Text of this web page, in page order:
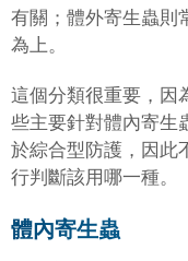
有關；體外寄生蟲則
為上。
這個分類很重要，因
些主要針對體內寄生
於綜合型防護，因此
行判斷該用哪一種。
體內寄生蟲